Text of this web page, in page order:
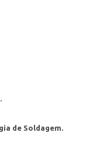
de Soldagem.